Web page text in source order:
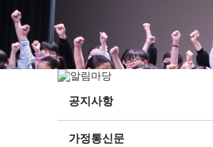
공지사항
가정통신문